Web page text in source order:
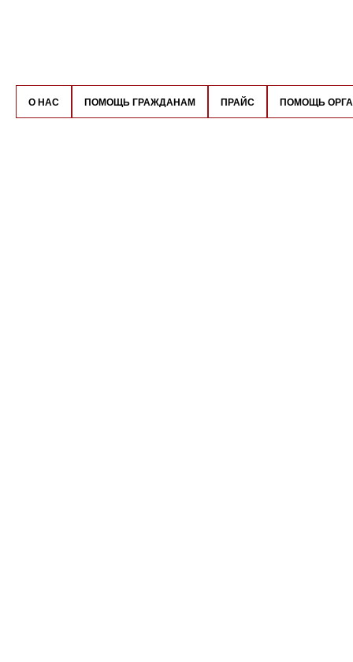
О НАС ПОМОЩЬ ГРАЖДАНАМ ПРАЙС ПОМОЩЬ